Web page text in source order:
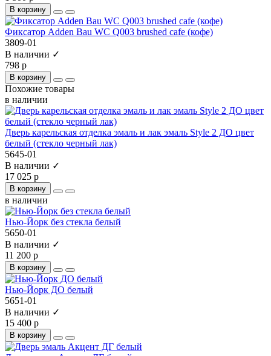
В корзину
Фиксатор Adden Bau WC Q003 brushed cafe (кофе)
3809-01
В наличии ✓
798 р
В корзину
Похожие товары
в наличии
Дверь карельская отделка эмаль и лак эмаль Style 2 ДО цвет
белый (стекло черный лак)
5645-01
В наличии ✓
17 025 р
В корзину
в наличии
Нью-Йорк без стекла белый
5650-01
В наличии ✓
11 200 р
В корзину
Нью-Йорк ДО белый
5651-01
В наличии ✓
15 400 р
В корзину